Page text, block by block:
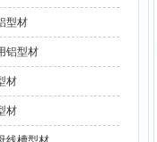
型材
铝型材
材
材